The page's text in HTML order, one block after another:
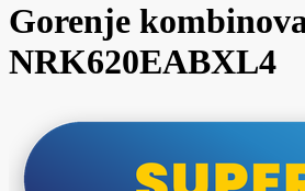
Gorenje
NRK620EABXL4